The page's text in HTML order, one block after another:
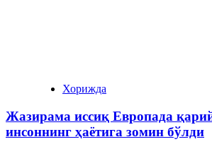
Хорижда
Жазирама иссиқ Европада
инсоннинг ҳаётига зомин бўлди